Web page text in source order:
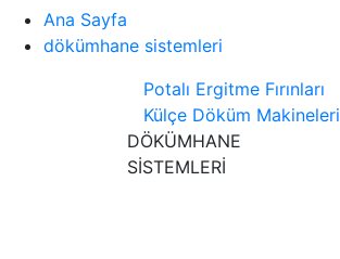
Ana Sayfa
dökümhane sistemleri
Potalı Ergitme Fırınları
Külçe Döküm Makineleri
DÖKÜMHANE
SİSTEMLERİ